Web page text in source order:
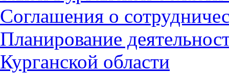
Соглашения о
Планирование
Курганcкой области